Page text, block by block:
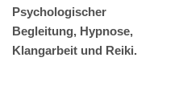
Psychologischer
Begleitung, Hypnose,
Klangarbeit und Reiki.